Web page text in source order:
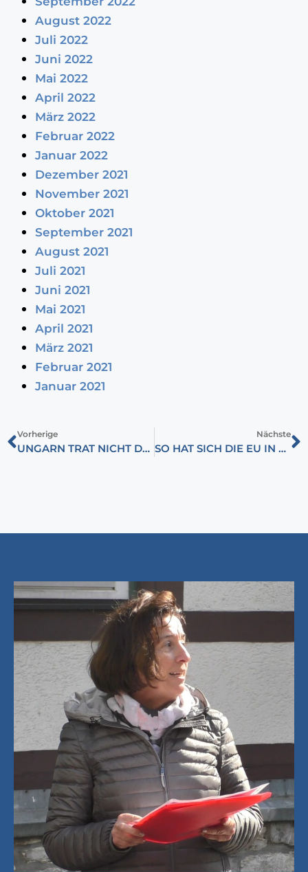
August 2022
Juli 2022
Juni 2022
Mai 2022
April 2022
März 2022
Februar 2022
Januar 2022
Dezember 2021
November 2021
Oktober 2021
September 2021
August 2021
Juli 2021
Juni 2021
Mai 2021
April 2021
März 2021
Februar 2021
Januar 2021
Vorherige
UNGARN TRAT NICHT DER EU BEI, UM KRIEGE ANDERER LÄNDER ZU FINANZIEREN
Nächste
SO HAT SICH DIE EU IN DIE WAHLEN IN UNGARN EINGEMISCHT